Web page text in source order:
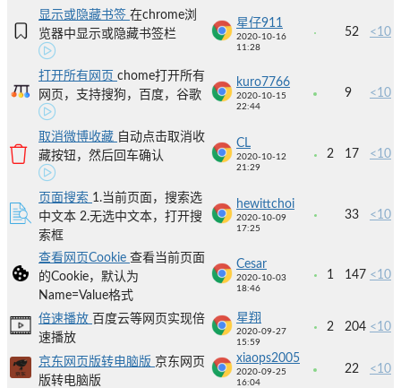
显示或隐藏书签 在chrome浏
览器中显示或隐藏书签栏
星仔911
2020-10-16
11:28
52 <10
打开所有网页 chome打开所有
网页，支持搜狗，百度，谷歌
kuro7766
2020-10-15
22:44
9 <10
取消微博收藏 自动点击取消收
藏按钮，然后回车确认
CL
2020-10-12
21:29
2 17 <10
页面搜索 1.当前页面，搜索选
中文本 2.无选中文本，打开搜
索框
hewittchoi
2020-10-09
17:25
33 <10
查看网页Cookie 查看当前页面
的Cookie，默认为
Name=Value格式
Cesar
2020-10-03
18:46
1 147 <10
倍速播放 百度云等网页实现倍
速播放
星翔
2020-09-27
15:59
2 204 <10
京东网页版转电脑版 京东网页
版转电脑版
xiaops2005
2020-09-25
16:04
22 <10